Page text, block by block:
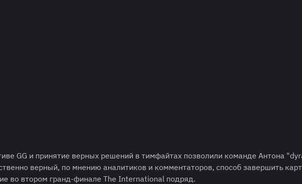
GG и принятие верных решений в тимфайтах позволили команде Антона
верный, по мнению аналитиков и комментаторов, способ завершить
во втором гранд-финале The International подряд.